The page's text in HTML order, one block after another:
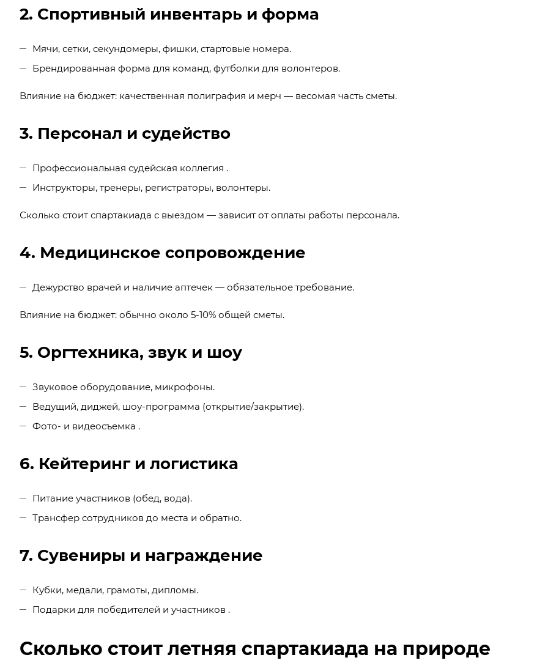
2. Спортивный инвентарь и форма
Мячи, сетки, секундомеры, фишки, стартовые номера.
Брендированная форма для команд, футболки для волонтеров.
Влияние на бюджет: качественная полиграфия и мерч — весомая часть сметы.
3. Персонал и судейство
Профессиональная судейская коллегия .
Инструкторы, тренеры, регистраторы, волонтеры.
Сколько стоит спартакиада с выездом — зависит от оплаты работы персонала.
4. Медицинское сопровождение
Дежурство врачей и наличие аптечек — обязательное требование.
Влияние на бюджет: обычно около 5-10% общей сметы.
5. Оргтехника, звук и шоу
Звуковое оборудование, микрофоны.
Ведущий, диджей, шоу-программа (открытие/закрытие).
Фото- и видеосъемка .
6. Кейтеринг и логистика
Питание участников (обед, вода).
Трансфер сотрудников до места и обратно.
7. Сувениры и награждение
Кубки, медали, грамоты, дипломы.
Подарки для победителей и участников .
Сколько стоит летняя спартакиада на природе